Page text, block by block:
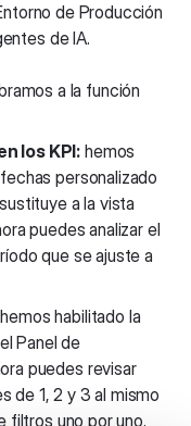
de Producción
de IA.
a la función
los KPI: hemos
personalizado
a la vista
puedes analizar el
que se ajuste a
habilitado la
Panel de
puedes revisar
de 1, 2 y 3 al mismo
filtros uno por uno.